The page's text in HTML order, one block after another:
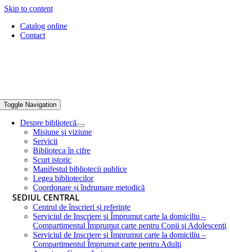
Skip to content
Catalog online
Contact
Toggle Navigation
Despre bibliotecă
Misiune şi viziune
Servicii
Biblioteca în cifre
Scurt istoric
Manifestul bibliotecii publice
Legea bibliotecilor
Coordonare și îndrumare metodică
SEDIUL CENTRAL
Centrul de înscrieri și referințe
Serviciul de Inscriere şi Împrumut carte la domiciliu –
Compartimentul Împrumut carte pentru Copii şi Adolescenţi
Serviciul de Inscriere şi Împrumut carte la domiciliu –
Compartimentul Împrumut carte pentru Adulţi